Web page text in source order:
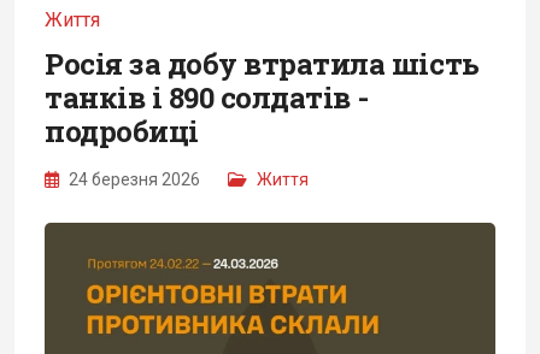
Життя
Росія за добу втратила шість
танків і 890 солдатів -
подробиці
24 березня 2026 Життя